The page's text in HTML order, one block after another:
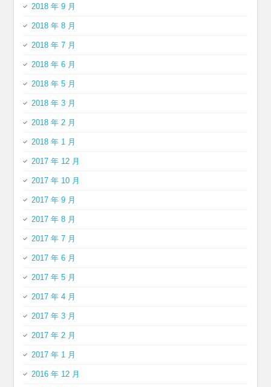
2018 年 9 月
2018 年 8 月
2018 年 7 月
2018 年 6 月
2018 年 5 月
2018 年 3 月
2018 年 2 月
2018 年 1 月
2017 年 12 月
2017 年 10 月
2017 年 9 月
2017 年 8 月
2017 年 7 月
2017 年 6 月
2017 年 5 月
2017 年 4 月
2017 年 3 月
2017 年 2 月
2017 年 1 月
2016 年 12 月